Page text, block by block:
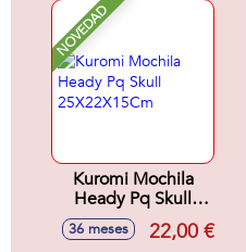
NOVEDAD
Kuromi Mochila
Heady Pq Skull
25X22X15Cm
36 meses 22,00 €